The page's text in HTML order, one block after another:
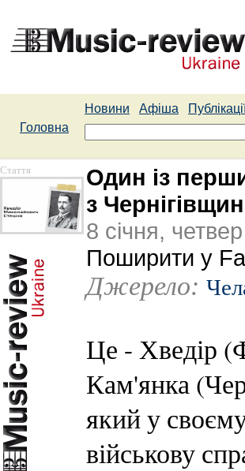
Новини Афіша
Головна
Стаття
Один із
з
8 січня, четвер
Поширити у
Джерело:
Це - Хведір
Кам'янка
який у
військову